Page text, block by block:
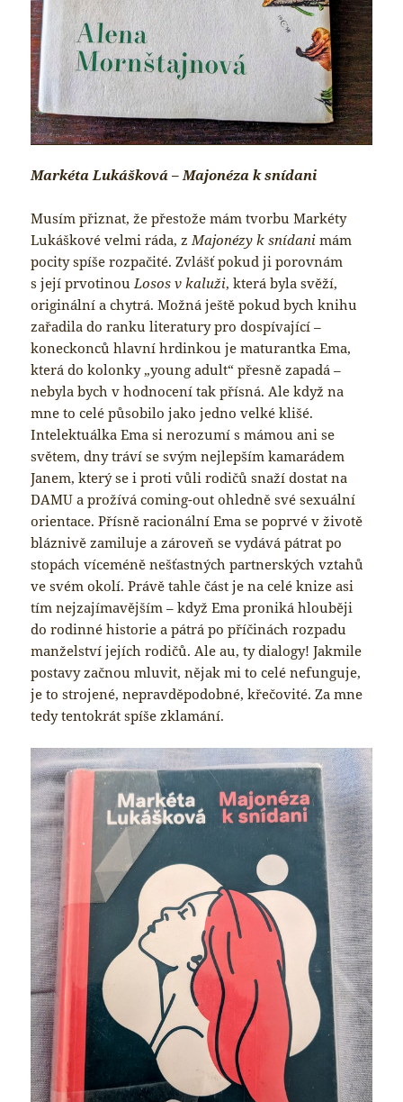
Markéta Lukášková – Majonéza k snídani
Musím přiznat, že přestože mám tvorbu Markéty
Lukáškové velmi ráda, zMajonézy k snídani mám
pocity spíše rozpačité. Zvlášť pokud ji porovnám
s její prvotinouLosos v kaluži, která byla svěží,
originální a chytrá. Možná ještě pokud bych knihu
zařadila do ranku literatury pro dospívající –
koneckonců hlavní hrdinkou je maturantka Ema,
která do kolonky „young adult“ přesně zapadá –
nebyla bych v hodnocení tak přísná. Ale když na
mne to celé působilo jako jedno velké klišé.
Intelektuálka Ema si nerozumí s mámou ani se
světem, dny tráví se svým nejlepším kamarádem
Janem, který se i proti vůli rodičů snaží dostat na
DAMU a prožívá coming-out ohledně své sexuální
orientace. Přísně racionální Ema se poprvé v životě
bláznivě zamiluje a zároveň se vydává pátrat po
stopách víceméně nešťastných partnerských vztahů
ve svém okolí. Právě tahle část je na celé knize asi
tím nejzajímavějším – když Ema proniká hlouběji
do rodinné historie a pátrá po příčinách rozpadu
manželství jejích rodičů. Ale au, ty dialogy! Jakmile
postavy začnou mluvit, nějak mi to celé nefunguje,
je to strojené, nepravděpodobné, křečovité. Za mne
tedy tentokrát spíše zklamání.